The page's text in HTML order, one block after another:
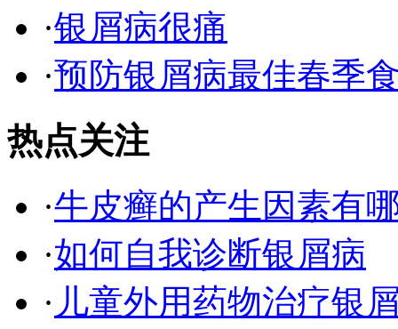
·银屑病很痛
·预防银屑病最佳春季
热点关注
·牛皮癣的产生因素有
·如何自我诊断银屑病
· 儿童外用药物治疗银